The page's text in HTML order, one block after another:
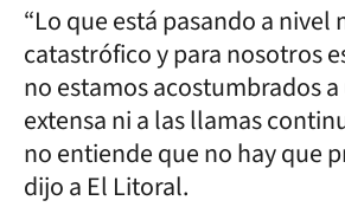
“Lo que está pasando a nivel
catastrófico y para nosotros
no estamos acostumbrados
extensa ni a las llamas
no entiende que no hay que
dijo a El Litoral.